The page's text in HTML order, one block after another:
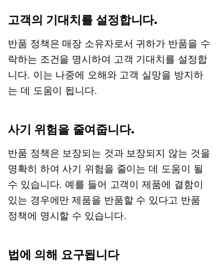
고객의 기대치를 설정합니다.
반품 정책은 매장 소유자로서 귀하가 반품을 수
락하는 조건을 명시하여 고객 기대치를 설정합
니다. 이는 나중에 오해와 고객 실망을 방지하
는 데 도움이 됩니다.
사기 위험을 줄여줍니다.
반품 정책은 보장되는 것과 보장되지 않는 것을
명확히 하여 사기 위험을 줄이는 데 도움이 될
수 있습니다. 예를 들어 고객이 제품에 결함이
있는 경우에만 제품을 반품할 수 있다고 반품
정책에 명시할 수 있습니다.
법에 의해 요구됩니다